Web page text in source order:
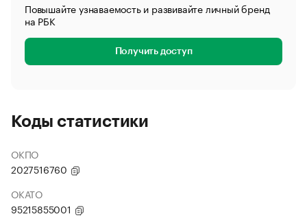
Повышайте узнаваемость и развивайте личный бренд
на РБК
Получить доступ
Коды статистики
ОКПО
2027516760
ОКАТО
95215855001